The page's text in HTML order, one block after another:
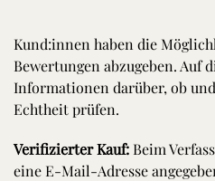
Kund:innen haben die
Bewertungen abzugeben. Auf
Informationen darüber, ob
Echtheit prüfen.
Verifizierter Kauf:Beim
eine E-Mail-Adresse